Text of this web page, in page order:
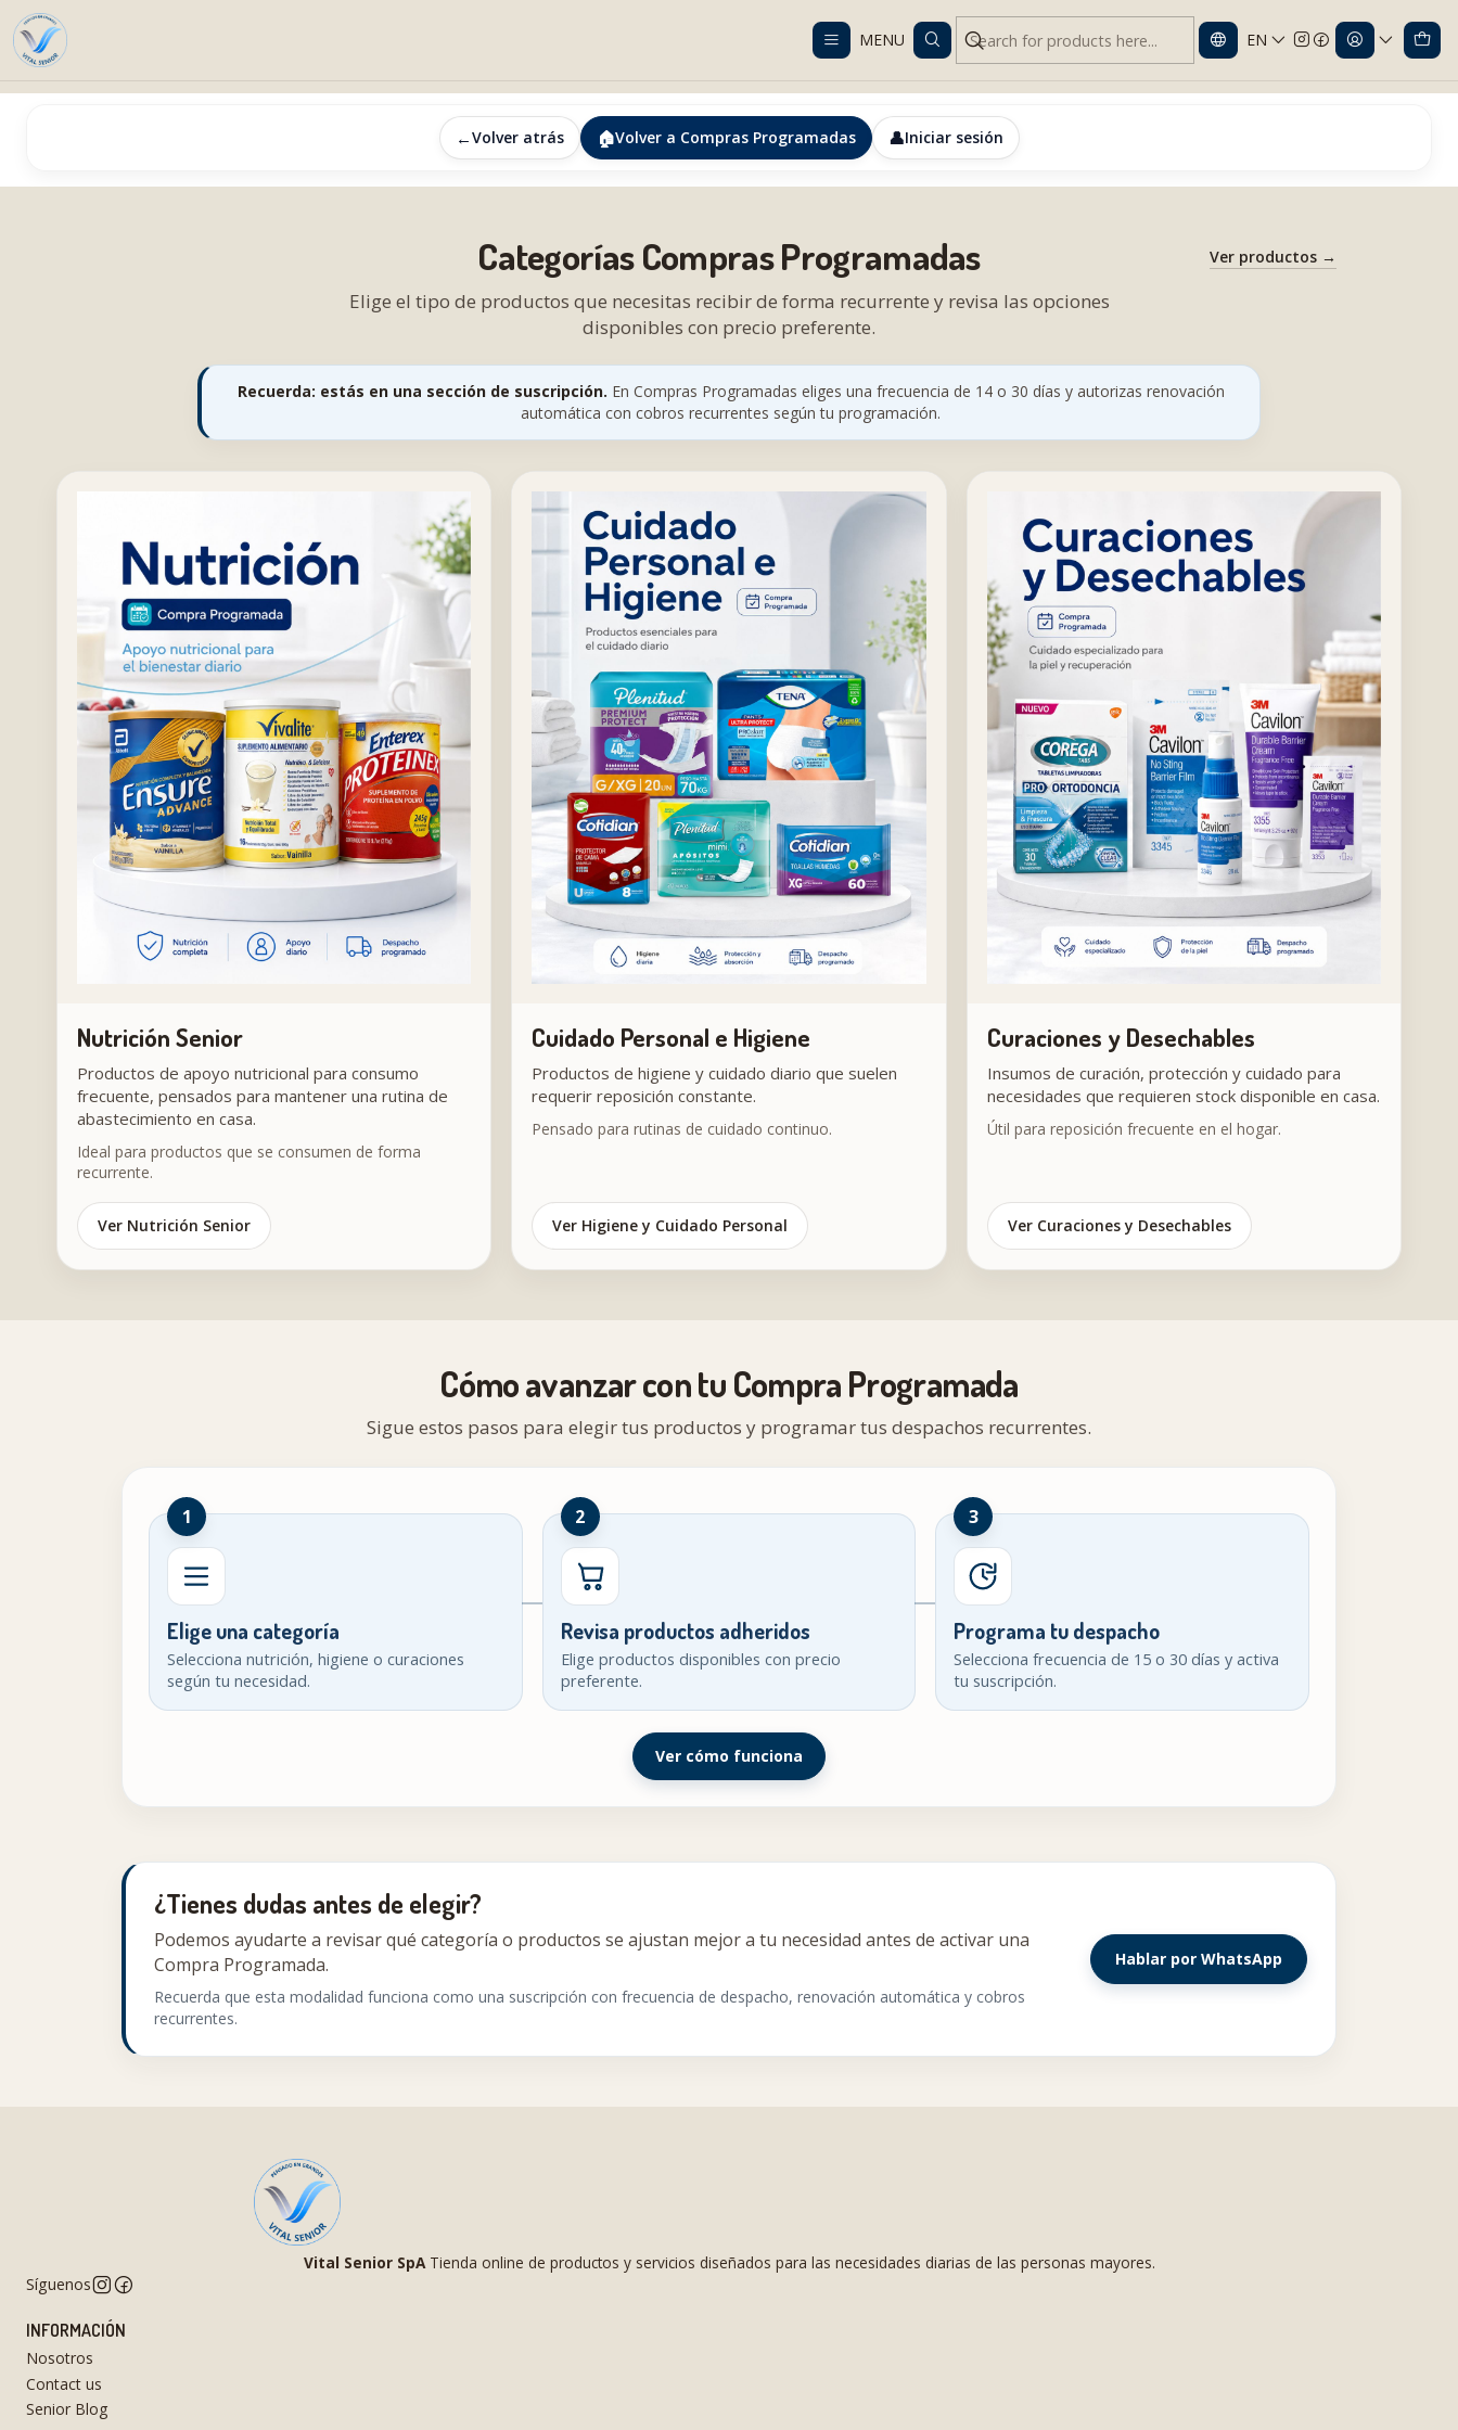
MENU EN
Despacho gratis en RM desde $100.000. Revisa las condiciones.
←Volver atrás 🏠Volver a Compras Programadas 👤Iniciar sesión
Categorías Compras Programadas Ver productos →
Elige el tipo de productos que necesitas recibir de forma recurrente y revisa las opciones
disponibles con precio preferente.
Recuerda: estás en una sección de suscripción. En Compras Programadas eliges una frecuencia de 14 o 30 días y autorizas renovación
automática con cobros recurrentes según tu programación.
Nutrición Senior
Productos de apoyo nutricional para consumo
frecuente, pensados para mantener una rutina de
abastecimiento en casa.
Ideal para productos que se consumen de forma
recurrente.
Ver Nutrición Senior
Cuidado Personal e Higiene
Productos de higiene y cuidado diario que suelen
requerir reposición constante.
Pensado para rutinas de cuidado continuo.
Ver Higiene y Cuidado Personal
Curaciones y Desechables
Insumos de curación, protección y cuidado para
necesidades que requieren stock disponible en casa.
Útil para reposición frecuente en el hogar.
Ver Curaciones y Desechables
Cómo avanzar con tu Compra Programada
Sigue estos pasos para elegir tus productos y programar tus despachos recurrentes.
1
Elige una categoría
Selecciona nutrición, higiene o curaciones
según tu necesidad.
2
Revisa productos adheridos
Elige productos disponibles con precio
preferente.
3
Programa tu despacho
Selecciona frecuencia de 15 o 30 días y activa
tu suscripción.
Ver cómo funciona
¿Tienes dudas antes de elegir?
Podemos ayudarte a revisar qué categoría o productos se ajustan mejor a tu necesidad antes de activar una
Compra Programada.
Recuerda que esta modalidad funciona como una suscripción con frecuencia de despacho, renovación automática y cobros
recurrentes.
Hablar por WhatsApp
Vital Senior SpATienda online de productos y servicios diseñados para las necesidades diarias de las personas mayores.
Síguenos
INFORMACIÓN
Nosotros
Contact us
Senior Blog